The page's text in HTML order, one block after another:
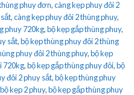
phuy đơn,càng kẹp phuy đôi 2
,càng kẹp phuy đôi 2 thùng phuy,
phuy 720kg,bộ kẹp gắp thùng phuy,
sắt,bộ kẹp thùng phuy đôi 2 thùng
phuy đôi 2 thùng phuy,bộ kẹp
720kg,bộ kẹp gắp thùng phuy đôi,bộ
đôi 2 phuy sắt,bộ kẹp thùng phuy
bộ kẹp 2 phuy,bộ kẹp gắp thùng phuy